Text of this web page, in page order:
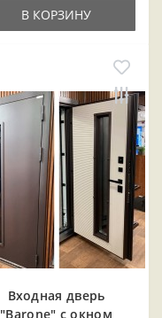
В КОРЗИНУ
Входная дверь
"Barone" с окном